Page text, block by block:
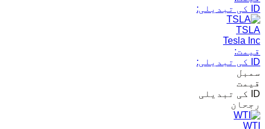
ID کی تبدیلی:
TSLA
Tesla Inc
قیمت:
ID کی تبدیلی:
سمبل
قیمت
ID کی تبدیلی
رجحان
WTI